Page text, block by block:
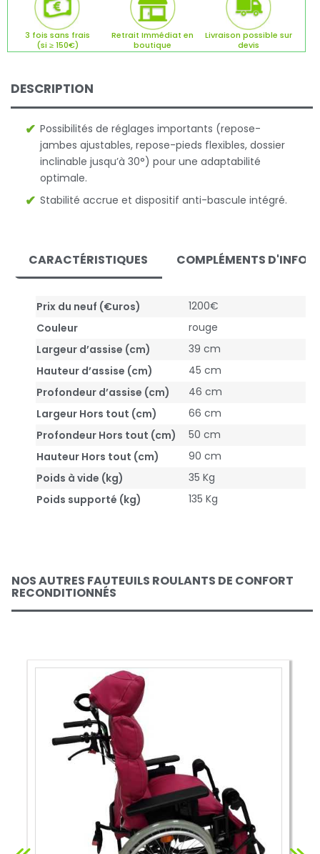
3 fois sans frais
(si ≥ 150€)
Retrait Immédiat en
boutique
Livraison possible sur
devis
DESCRIPTION
Possibilités de réglages importants (repose-
jambes ajustables, repose-pieds flexibles, dossier
inclinable jusqu’à 30°) pour une adaptabilité
optimale.
Stabilité accrue et dispositif anti-bascule intégré.
CARACTÉRISTIQUES COMPLÉMENTS
Prix du neuf (€uros)
1200€
Couleur
rouge
Largeur d’assise (cm)
39 cm
Hauteur d’assise (cm)
45 cm
Profondeur d’assise (cm)
46 cm
Largeur Hors tout (cm)
66 cm
Profondeur Hors tout (cm)
50 cm
Hauteur Hors tout (cm)
90 cm
Poids à vide (kg)
35 Kg
Poids supporté (kg)
135 Kg
NOS AUTRES FAUTEUILS ROULANTS DE CONFORT
RECONDITIONNÉS